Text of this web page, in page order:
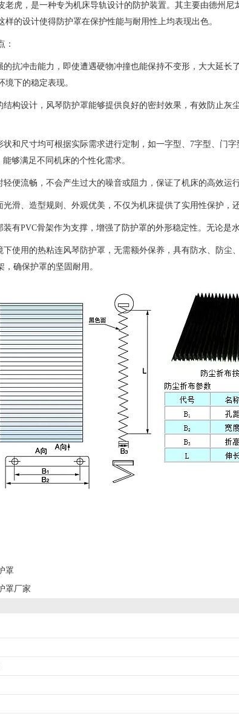
老虎，是一种专为机床导轨设计的防护装置。其主要由德州
样的设计使得防护罩在保护性能与耐用性上均表现出色。
：
的抗冲击能力，即使遭遇硬物冲撞也能保持不变形，大大延
下的稳定表现。
构设计，风琴防护罩能够提供良好的密封效果，有效防止灰
和尺寸均可根据实际需求进行定制，如一字型、7字型、门
能够满足不同机床的个性化需求。
便流畅，不会产生过大的噪音或阻力，保证了机床的高效运行
滑、造型规则、外观优美，不仅为机床提供了实用性保护，
有PVC骨架作为支撑，增强了防护罩的外形稳定性。无论是
下使用的热粘连风琴防护罩，无需额外保养，具有防水、防尘
确保护罩的坚固耐用。
罩
罩厂家